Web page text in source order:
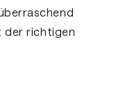
der richtigen